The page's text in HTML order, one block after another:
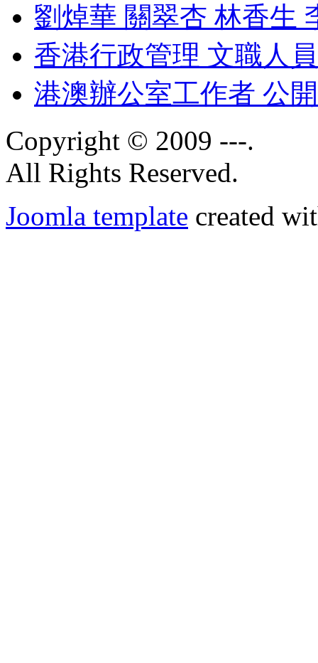
劉焯華 關翠杏 林香生
香港行政管理 文職人
港澳辦公室工作者 公
Copyright © 2009 ---.
All Rights Reserved.
Joomla template created